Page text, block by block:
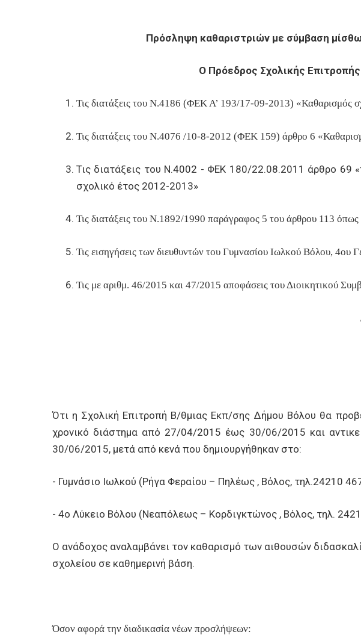
Πρόσληψη καθαριστριών με σύμβαση
Ο Πρόεδρος Σχολικής
Τις διατάξεις του Ν.4186 (ΦΕΚ Α’ 193/17-09-2013) «Καθαρισμός
Τις διατάξεις του Ν.4076 /10-8-2012 (ΦΕΚ 159) άρθρο 6
Τις διατάξεις του Ν.4002 - ΦΕΚ 180/22.08.2011 άρθρο 69
σχολικό έτος 2012-2013»
Τις διατάξεις του Ν.1892/1990 παράγραφος 5 του άρθρου 113
Τις εισηγήσεις των διευθυντών του Γυμνασίου Ιωλκού Βόλου, 4ου
Τις με αριθμ. 46/2015 και 47/2015 αποφάσεις του Διοικητικού
Ότι η Σχολική Επιτροπή Β/θμιας Εκπ/σης Δήμου Βόλου θα
χρονικό διάστημα από 27/04/2015 έως 30/06/2015 και
30/06/2015, μετά από κενά που δημιουργήθηκαν στο:
- Γυμνάσιο Ιωλκού (Ρήγα Φεραίου – Πηλέως , Βόλος, τηλ.24210
- 4ο Λύκειο Βόλου (Νεαπόλεως – Κορδιγκτώνος , Βόλος, τηλ.
Ο ανάδοχος αναλαμβάνει τον καθαρισμό των αιθουσών
σχολείου σε καθημερινή βάση.
Όσον αφορά την διαδικασία νέων προσλήψεων: